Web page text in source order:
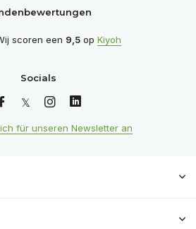
scoren een 9,5op Kiyoh
Socials
für unseren Newsletter an